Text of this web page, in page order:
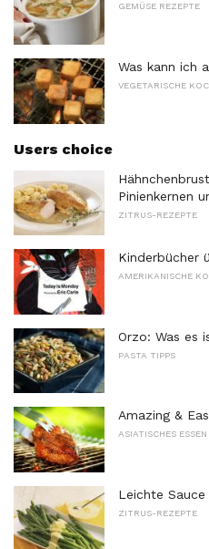
GEMÜSE REZEPTE
Was kann ich
VEGETARISCHE
Users choice
Pinienkernen
ZITRUS-REZEPTE
Kinderbücher
AMERIKANISCHE
Orzo: Was es
PASTA TIPPS
Amazing &
ASIATISCHES ESSEN
Leichte
ZITRUS-REZEPTE